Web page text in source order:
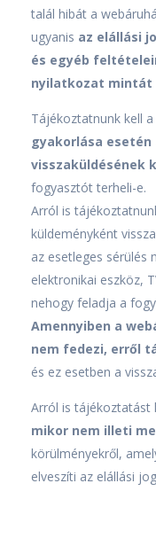
talál hibát a
ugyanis az elállási
és egyéb
nyilatkozat mintát
Tájékoztatnunk kell
gyakorlása
visszaküldésének
fogyasztót terheli-e.
Arról is
küldeményként
az esetleges sérülés
elektronikai eszköz,
nehogy feladja a
Amennyiben a
nem fedezi, erről
és ez esetben a
Arról is tájékoztatást
mikor nem illeti
körülményekről,
elveszíti az elállási